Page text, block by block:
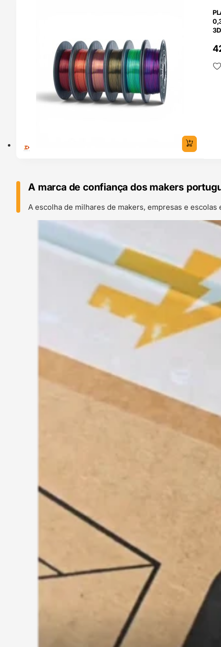
A marca de confiança dos makers
A escolha de milhares de makers, empresas e escolas